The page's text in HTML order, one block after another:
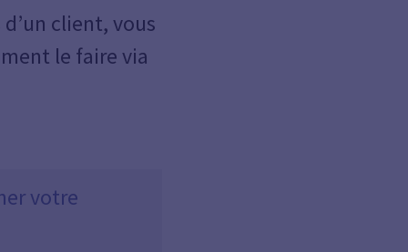
client, vous
le faire via
votre